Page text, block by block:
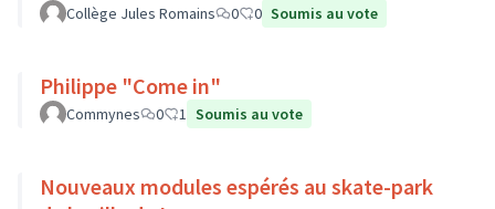
Collège Jules Romains 0 0 Soumis au vote
Philippe "Come in"
Commynes 0 1 Soumis au vote
Nouveaux modules espérés au skate-park